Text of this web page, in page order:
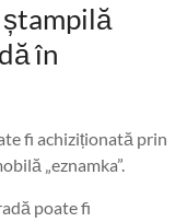
ștampilă
în
fi achiziționată prin
„eznamka”.
poate fi